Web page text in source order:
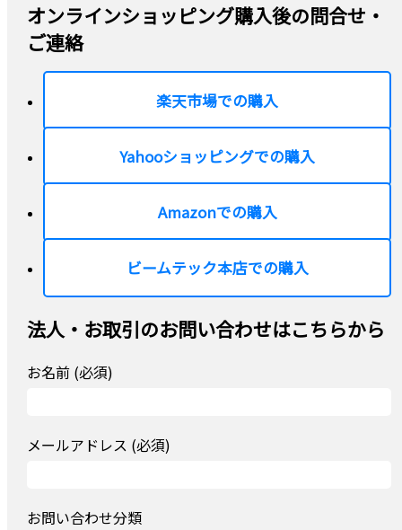
オンラインショッピング購入後の問合せ・
ご連絡
楽天市場での購入
Yahooショッピングでの購入
Amazonでの購入
ビームテック本店での購入
法人・お取引のお問い合わせはこちらから
お名前 (必須)
メールアドレス (必須)
お問い合わせ分類